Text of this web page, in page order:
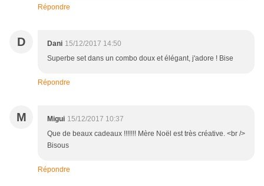
Répondre
D Dani 15/12/2017 14:50
Superbe set dans un combo doux et élégant, j'adore ! Bise
Répondre
M Migui 15/12/2017 10:37
Que de beaux cadeaux !!!!!!! Mère Noël est très créative. <br />
Bisous
Répondre